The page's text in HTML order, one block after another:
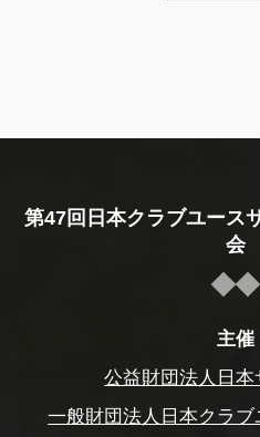
第47回日本クラブユース
会
主催
公益財団法人日本
一般財団法人日本クラ